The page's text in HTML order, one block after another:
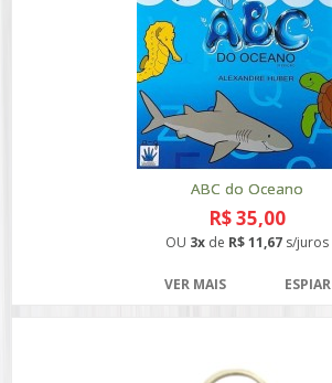
ABC do Oceano
R$ 35,00
OU 3x de R$ 11,67 s/juros
VER MAIS ESPIAR